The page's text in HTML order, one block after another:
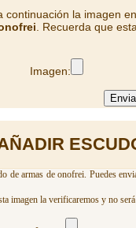
continuación la imagen
. Recuerda que
Imagen:
de armas de onofrei. Puedes
imagen la verificaremos y no